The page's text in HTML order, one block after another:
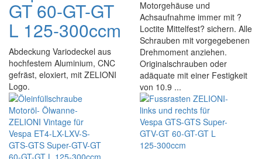
GT 60-GT-GT
L 125-300ccm
Abdeckung Variodeckel aus
hochfestem Aluminium, CNC
gefräst, eloxiert, mit ZELIONI
Logo.
Motorgehäuse und
Achsaufnahme immer mit ?
Loctite Mittelfest? sichern. Alle
Schrauben mit vorgegebenen
Drehmoment anziehen.
Originalschrauben oder
adäquate mit einer Festigkeit
von 10.9 ...